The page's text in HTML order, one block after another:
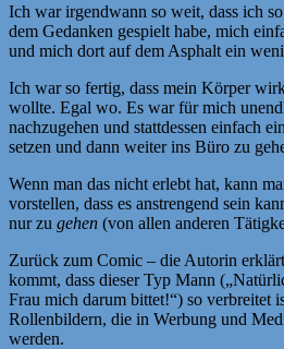
Ich war irgendwann so weit, dass ich
dem Gedanken gespielt habe, mich
und mich dort auf dem Asphalt ein
Ich war so fertig, dass mein Körper
wollte. Egal wo. Es war für mich
nachzugehen und stattdessen einfach
setzen und dann weiter ins Büro zu
Wenn man das nicht erlebt hat, kann
vorstellen, dass es anstrengend sein
nur zu gehen (von allen anderen
Zurück zum Comic – die Autorin
kommt, dass dieser Typ Mann
Frau mich darum bittet!“) so verbreitet
Rollenbildern, die in Werbung und
werden.